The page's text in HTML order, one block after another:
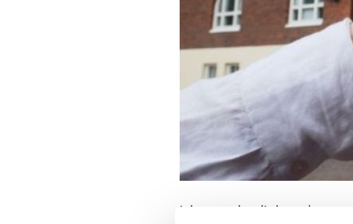
I dagens arbetsliv kan